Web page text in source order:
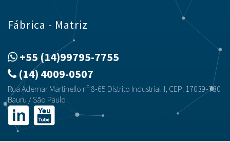
Fábrica - Matriz
+55 (14)99795-7755
(14) 4009-0507
Rua Ademar Martinello nº 8-65 Distrito Industrial II, CEP: 17039-730
Bauru / São Paulo